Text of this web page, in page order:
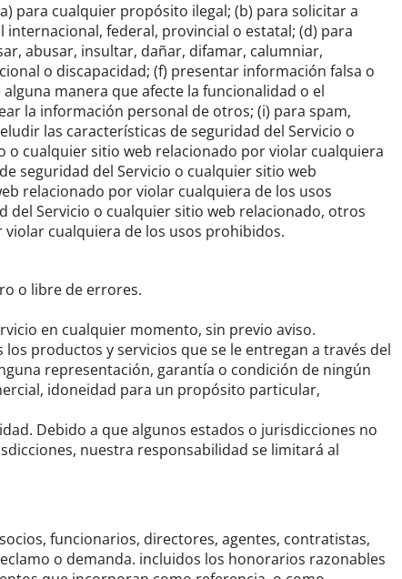
para cualquier propósito ilegal; (b) para solicitar a
internacional, federal, provincial o estatal; (d) para
abusar, insultar, dañar, difamar, calumniar,
o discapacidad; (f) presentar información falsa o
manera que afecte la funcionalidad o el
la información personal de otros; (i) para spam,
las características de seguridad del Servicio o
o cualquier sitio web relacionado por violar cualquiera
seguridad del Servicio o cualquier sitio web
relacionado por violar cualquiera de los usos
Servicio o cualquier sitio web relacionado, otros
cualquiera de los usos prohibidos.
o libre de errores.
en cualquier momento, sin previo aviso.
los productos y servicios que se le entregan a través del
representación, garantía o condición de ningún
idoneidad para un propósito particular,
Debido a que algunos estados o jurisdicciones no
nuestra responsabilidad se limitará al
funcionarios, directores, agentes, contratistas,
o demanda. incluidos los honorarios razonables